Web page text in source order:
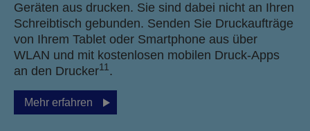
Geräten aus drucken. Sie sind dabei nicht an Ihren
Schreibtisch gebunden. Senden Sie Druckaufträge
von Ihrem Tablet oder Smartphone aus über
WLAN und mit kostenlosen mobilen Druck-Apps
an den Drucker11.
Mehr erfahren